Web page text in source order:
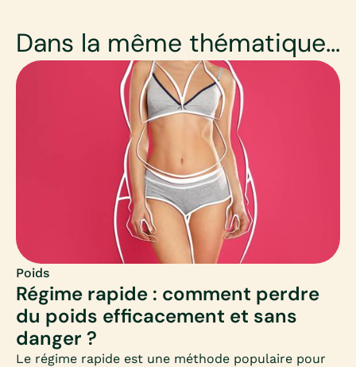
Dans la même thématique...
Poids
Régime rapide : comment perdre
du poids efficacement et sans
danger ?
Le régime rapide est une méthode populaire pour